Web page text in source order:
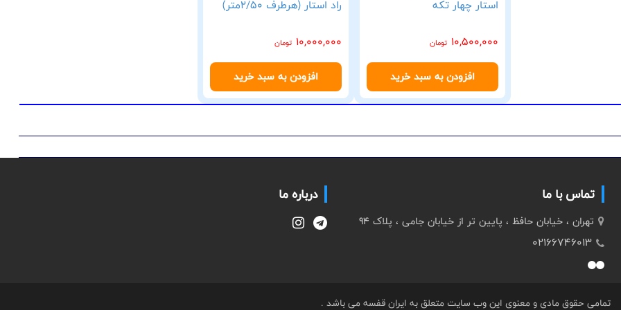
استار چهار تکه
10,500,000 تومان
افزودن به سبد خرید
راد استار (هرطرف 2/50متر)
10,000,000 تومان
افزودن به سبد خرید
تماس با ما
تهران ، خیابان حافظ ، پایین تر از خیابان جامی ، پلاک 94
02166746013
درباره ما
تمامی حقوق مادی و معنوی این وب سایت متعلق به ایران قفسه می باشد .